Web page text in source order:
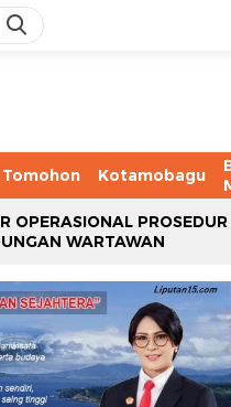
Tomohon Kotamobagu
OPERASIONAL
WARTAWAN